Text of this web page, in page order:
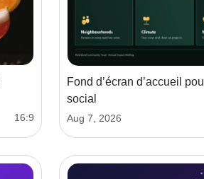
16:9
Fond d’écran d’accueil
social
Aug 7, 2026